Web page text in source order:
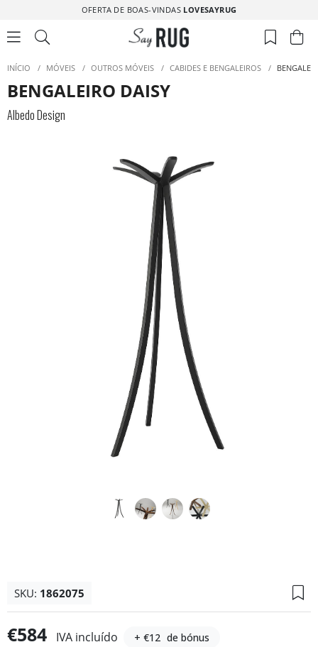
OFERTA DE BOAS-VINDAS LOVESAYRUG
INÍCIO / MÓVEIS / OUTROS MÓVEIS / CABIDES E BENGALEIROS /
BENGALEIRO DAISY
Albedo Design
SKU: 1862075
€584 IVA incluído + €12 de bónus